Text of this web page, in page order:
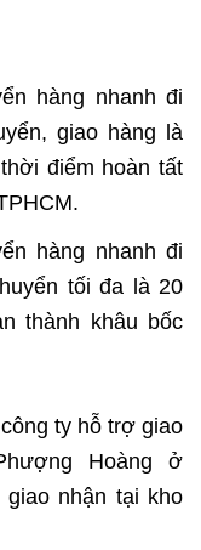
hàng nhanh đi
giao hàng là
điểm hoàn tất
hàng nhanh đi
tối đa là 20
thành khâu bốc
ty hỗ trợ giao
Hoàng ở
nhận tại kho